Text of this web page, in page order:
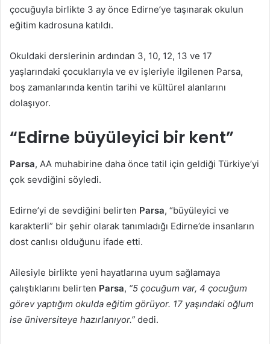
çocuğuyla birlikte 3 ay önce Edirne’ye taşınarak okulun
eğitim kadrosuna katıldı.
Okuldaki derslerinin ardından 3, 10, 12, 13 ve 17
yaşlarındaki çocuklarıyla ve ev işleriyle ilgilenen Parsa,
boş zamanlarında kentin tarihi ve kültürel alanlarını
dolaşıyor.
“Edirne büyüleyici bir kent”
Parsa, AA muhabirine daha önce tatil için geldiği Türkiye’yi
çok sevdiğini söyledi.
Edirne’yi de sevdiğini belirten Parsa, “büyüleyici ve
karakterli” bir şehir olarak tanımladığı Edirne’de insanların
dost canlısı olduğunu ifade etti.
Ailesiyle birlikte yeni hayatlarına uyum sağlamaya
çalıştıklarını belirten Parsa, “5 çocuğum var, 4 çocuğum
görev yaptığım okulda eğitim görüyor. 17 yaşındaki oğlum
ise üniversiteye hazırlanıyor.” dedi.